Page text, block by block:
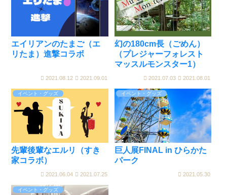
エイリアンのたまご（エ
リたま）進撃コラボ
2021.08.12 2021.09.01
幻の180cm長（ごめん）
（プレジャーフォレスト
マッスルモンスター1）
2021.07.03 2021.08.01
イベント・グッズ
先輩後輩なエルリ（すき
家コラボ）
2021.06.04 2021.07.25
イベント・グッズ
巨人展FINAL in ひらかた
パーク
2021.05.30
イベント・グッズ